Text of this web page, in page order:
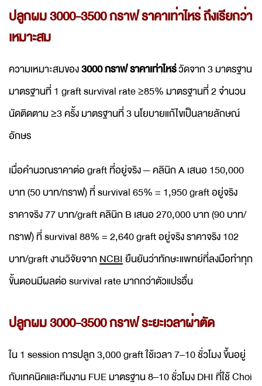
ปลูกผม 3000-3500 กราฟ ราคาเท่าไหร่ ถึงเรียกว่า
เหมาะสม
ความเหมาะสมของ3000 กราฟ ราคาเท่าไหร่วัดจาก 3 มาตรฐาน
มาตรฐานที่ 1 graft survival rate ≥85% มาตรฐานที่ 2 จำนวน
นัดติดตาม ≥3 ครั้ง มาตรฐานที่ 3 นโยบายแก้ไขเป็นลายลักษณ์
อักษร
เมื่อคำนวณราคาต่อ graft ที่อยู่จริง — คลินิก A เสนอ 150,000
บาท (50 บาท/กราฟ) ที่ survival 65% = 1,950 graft อยู่จริง
ราคาจริง 77 บาท/graft คลินิก B เสนอ 270,000 บาท (90 บาท/
กราฟ) ที่ survival 88% = 2,640 graft อยู่จริง ราคาจริง 102
บาท/graft งานวิจัยจากNCBIยืนยันว่าทักษะแพทย์ที่ลงมือทำทุก
ขั้นตอนมีผลต่อ survival rate มากกว่าตัวแปรอื่น
ปลูกผม 3000-3500 กราฟ ระยะเวลาผ่าตัด
ใน 1 session การปลูก 3,000 graft ใช้เวลา 7–10 ชั่วโมง ขึ้นอยู่
กับเทคนิคและทีมงาน FUE มาตรฐาน 8–10 ชั่วโมง DHI ที่ใช้ Choi